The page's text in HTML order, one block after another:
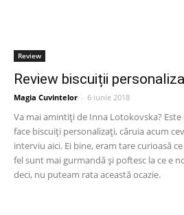
Review
Review biscuiții
Magia Cuvintelor - 6 iunie 2018
Va mai amintiți de Inna Lotokovska?
face biscuiți personalizați, căruia acum
interviu aici. Ei bine, eram tare curioasă
fel sunt mai gurmandă și poftesc la ce e
deci, nu puteam rata această ocazie.